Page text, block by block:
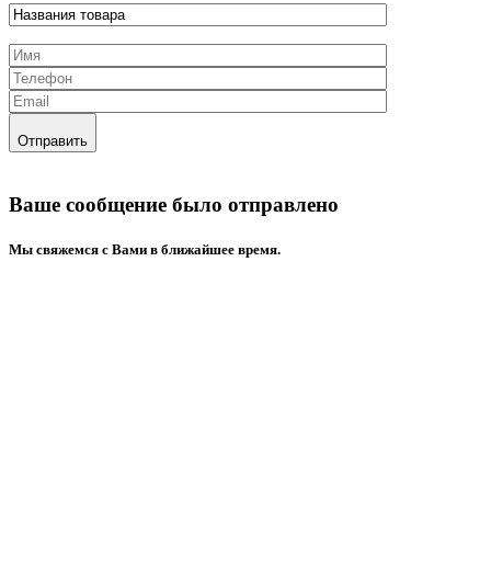
Отправить
Ваше сообщение было отправлено
Mы свяжемся с Вами в ближайшее время.